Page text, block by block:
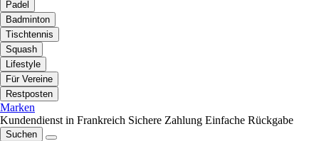
Padel
Badminton
Tischtennis
Squash
Lifestyle
Für Vereine
Restposten
Marken
Kundendienst in Frankreich Sichere Zahlung Einfache Rückgabe
Suchen